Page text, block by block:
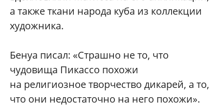
а также ткани народа куба из коллекции
художника.
Бенуа писал: «Страшно не то, что
чудовища Пикассо похожи
на религиозное творчество дикарей, а то,
что они недостаточно на него похожи».